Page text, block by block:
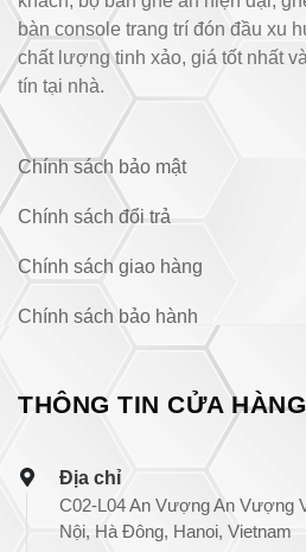
bàn console trang trí đón đầu xu
chất lượng tinh xảo, giá tốt nhất
tín tại nhà.
Chính sách bảo mật
Chính sách đổi trả
Chính sách giao hàng
Chính sách bảo hành
THÔNG TIN CỬA HÀNG
Địa chỉ
C02-L04 An Vượng An Vượng
Nội, Hà Đông, Hanoi, Vietnam